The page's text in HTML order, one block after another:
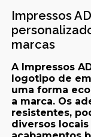
Impressos
marcas
A Impressos
logotipo de
uma forma
a marca. Os
resistentes,
diversos